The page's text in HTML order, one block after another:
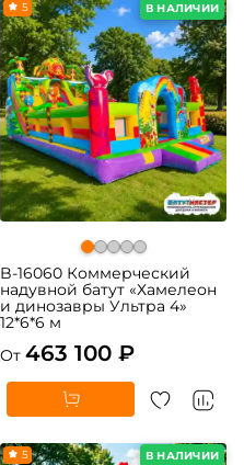
В НАЛИЧИИ
5
B-16060 Коммерческий
надувной батут «Хамелеон
и динозавры Ультра 4»
12*6*6 м
От 463 100 ₽
В НАЛИЧИИ
5